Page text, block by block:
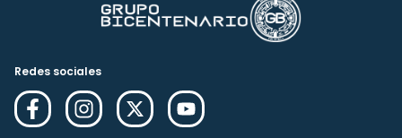
Redes sociales